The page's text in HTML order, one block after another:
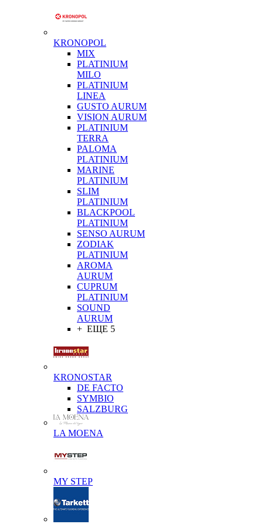
KRONOPOL
MIX
PLATINIUM
MILO
PLATINIUM
LINEA
GUSTO AURUM
VISION AURUM
PLATINIUM
TERRA
PALOMA
PLATINIUM
MARINE
PLATINIUM
SLIM
PLATINIUM
BLACKPOOL
PLATINIUM
SENSO AURUM
ZODIAK
PLATINIUM
AROMA
AURUM
CUPRUM
PLATINIUM
SOUND
AURUM
+ ЕЩЕ 5
KRONOSTAR
DE FACTO
SYMBIO
SALZBURG
LA MOENA
MY STEP